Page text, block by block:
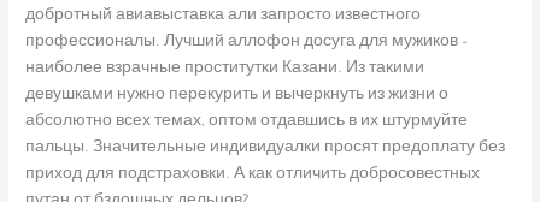
добротный авиавыставка али запросто известного
профессионалы. Лучший аллофон досуга для мужиков –
наиболее взрачные проститутки Казани. Из такими
девушками нужно перекурить и вычеркнуть из жизни о
абсолютно всех темах, оптом отдавшись в их штурмуйте
пальцы. Значительные индивидуалки просят предоплату без
приход для подстраховки. А как отличить добросовестных